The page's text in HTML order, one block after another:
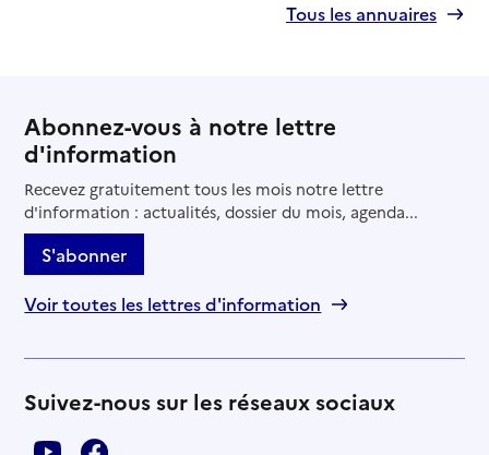
Tous les annuaires
Abonnez-vous à notre lettre
d'information
Recevez gratuitement tous les mois notre lettre
d'information : actualités, dossier du mois, agenda...
S'abonner
Voir toutes les lettres d'information
Suivez-nous sur les réseaux sociaux